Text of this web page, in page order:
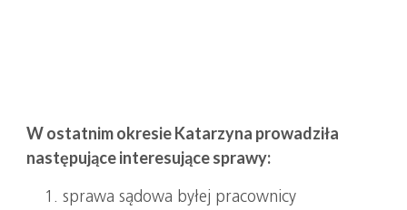
W ostatnim okresie Katarzyna prowadziła
następujące interesujące sprawy:
sprawa sądowa byłej pracownicy